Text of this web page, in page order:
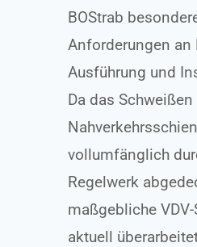
BOStrab
Anforderungen an
Ausführung und
Da das Schweißen
vollumfänglich
Regelwerk
maßgebliche
aktuell